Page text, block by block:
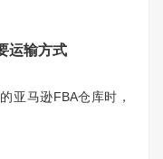
输方式
马逊FBA仓库时，